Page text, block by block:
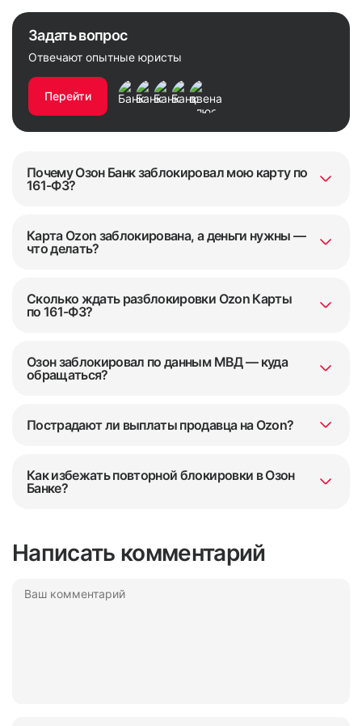
Задать вопрос
Отвечают опытные юристы
Перейти
Почему Озон Банк заблокировал мою карту по
161-ФЗ?
Карта Ozon заблокирована, а деньги нужны —
что делать?
Сколько ждать разблокировки Ozon Карты
по 161-ФЗ?
Озон заблокировал по данным МВД — куда
обращаться?
Пострадают ли выплаты продавца на Ozon?
Как избежать повторной блокировки в Озон
Банке?
Написать комментарий